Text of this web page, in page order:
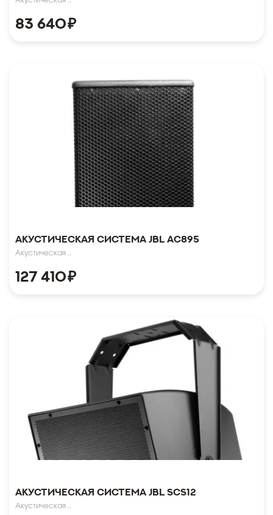
83 640₽
Акустическая система JBL AC895
Акустическая ..
127 410₽
Акустическая система JBL SCS12
Акустическая ..